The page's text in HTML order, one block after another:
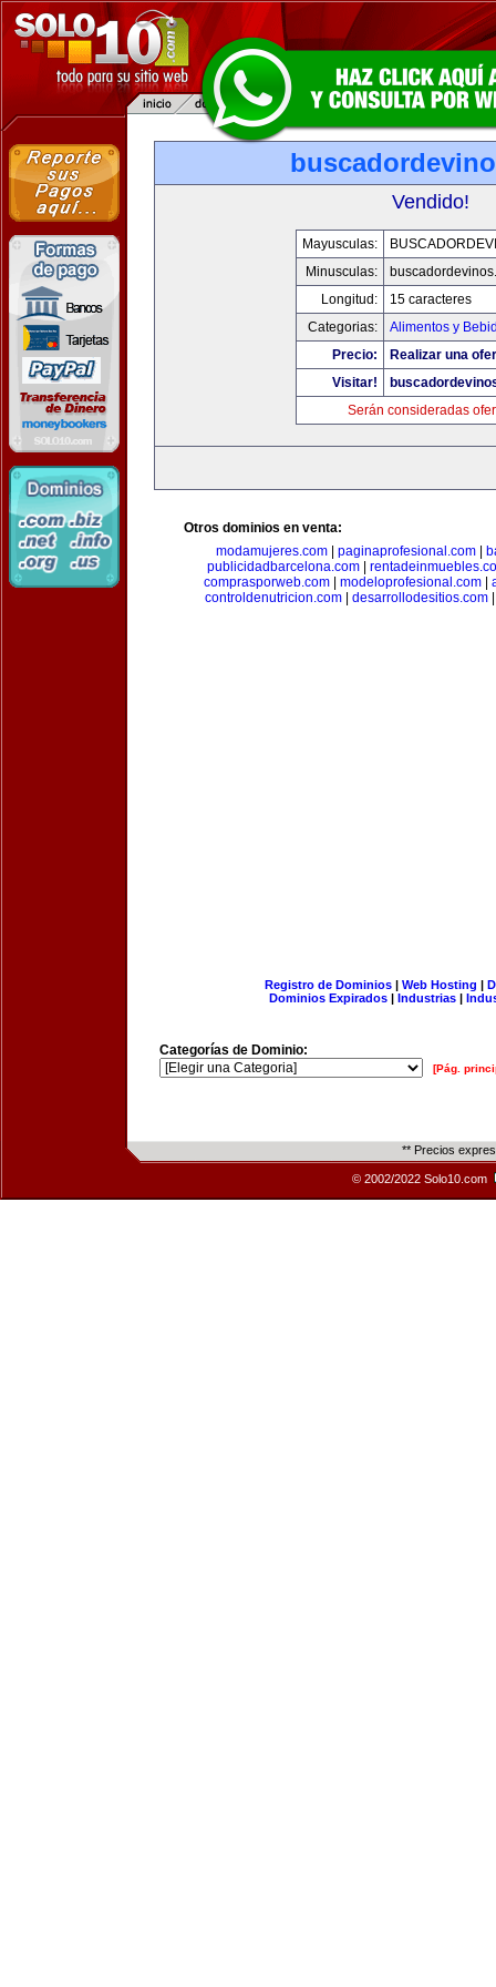
Vendido!
Mayusculas:
Minusculas:
Longitud:
15 caracteres
Categorias:
Alimentos y
Precio:
Realizar una
Visitar!
Serán consideradas
Otros dominios en venta:
modamujeres.com
paginaprofesional.com
publicidadbarcelona.com
comprasporweb.com| modeloprofesional.com|
controldenutricion.com
desarrollodesitios.com
Registro de Dominios| Web Hosting |
Dominios Expirados | Industrias |
Categorías de Dominio:
[Pág.
** Precios
© 2002/2022 Solo10.com